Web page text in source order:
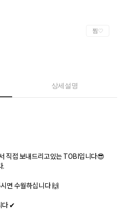
찜
상세설명
직접 보내드리고있는 TOBI입니다😎
.
면 수월하십니다 🙌
다 ✔